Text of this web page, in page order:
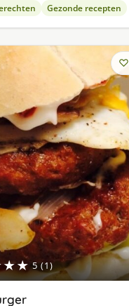
Gezonde recepten
5 (1)